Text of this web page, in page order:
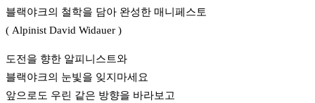
블랙야크의 철학을 담아 완성한 매니페스토
( Alpinist David Widauer )
도전을 향한 알피니스트와
블랙야크의 눈빛을 잊지마세요
앞으로도 우린 같은 방향을 바라보고